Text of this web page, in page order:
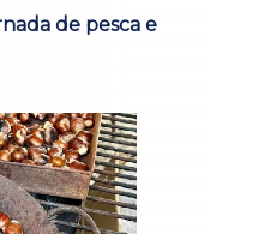
de pesca e